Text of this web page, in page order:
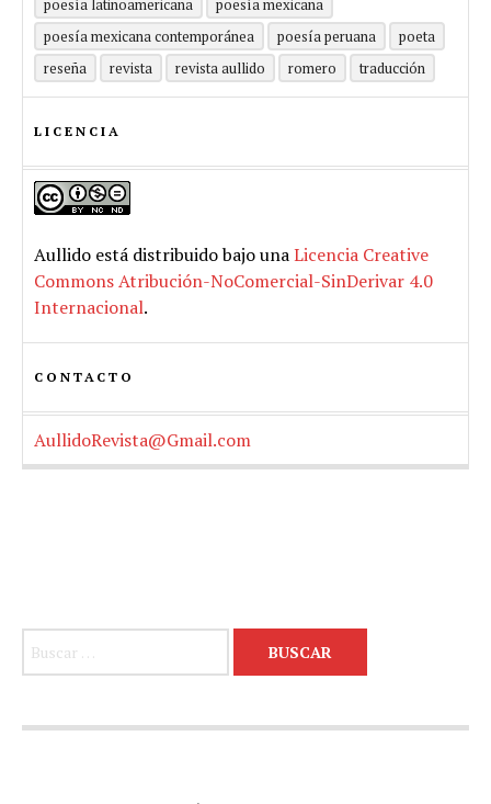
poesía latinoamericana
poesía mexicana
poesía mexicana contemporánea
poesía peruana
poeta
reseña
revista revista aullido romero traducción
LICENCIA
Aullido está distribuido bajo unaLicencia Creative
Commons Atribución-NoComercial-SinDerivar 4.0
Internacional.
CONTACTO
AullidoRevista@Gmail.com